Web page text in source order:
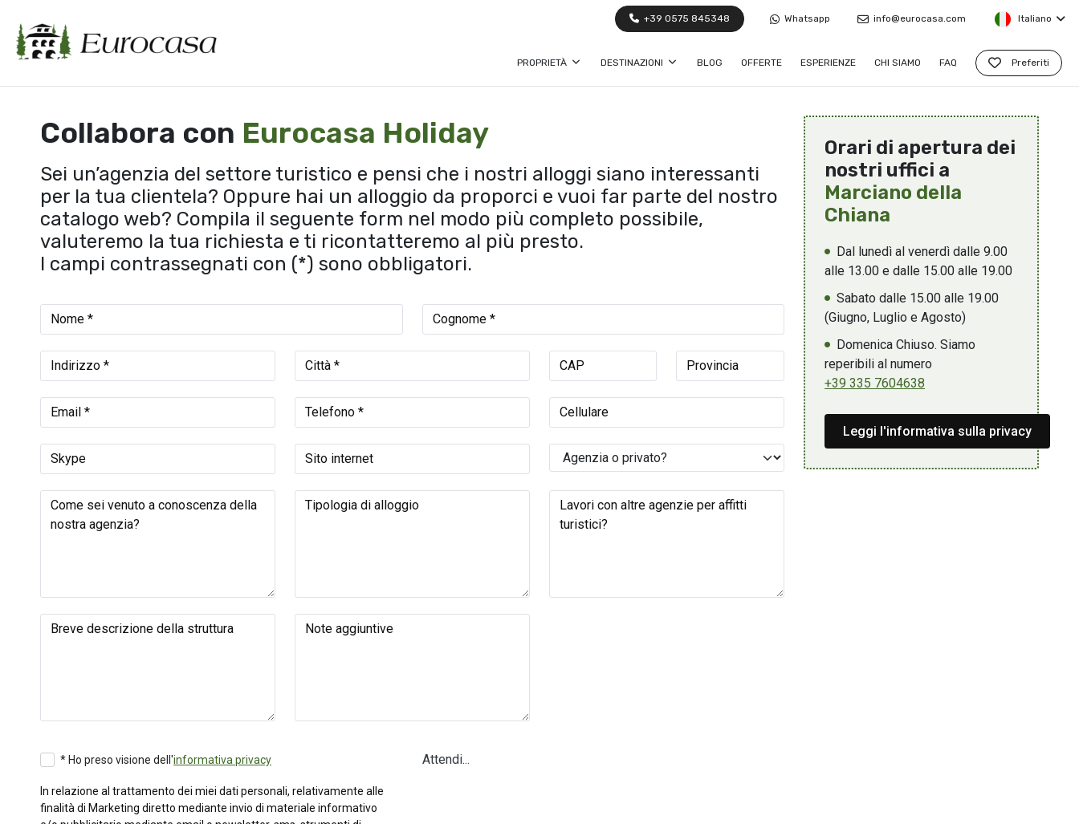
+39 0575 845348 Whatsapp info@eurocasa.com Italiano
PROPRIETÀ DESTINAZIONI BLOG OFFERTE ESPERIENZE CHI SIAMO FAQ Preferiti
Collabora con Eurocasa Holiday
Sei un’agenzia del settore turistico e pensi che i nostri alloggi siano interessanti
per la tua clientela? Oppure hai un alloggio da proporci e vuoi far parte del nostro
catalogo web? Compila il seguente form nel modo più completo possibile,
valuteremo la tua richiesta e ti ricontatteremo al più presto.
I campi contrassegnati con (*) sono obbligatori.
* Ho preso visione dell'informativa privacy
In relazione al trattamento dei miei dati personali, relativamente alle
finalità di Marketing diretto mediante invio di materiale informativo
Attendi...
Orari di apertura dei
nostri uffici a
Marciano della
Chiana
Dal lunedì al venerdì dalle 9.00
alle 13.00 e dalle 15.00 alle 19.00
Sabato dalle 15.00 alle 19.00
(Giugno, Luglio e Agosto)
Domenica Chiuso. Siamo
reperibili al numero
+39 335 7604638
Leggi l'informativa sulla privacy